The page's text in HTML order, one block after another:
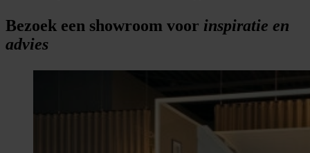
Bezoek een showroom voor inspiratie en
advies